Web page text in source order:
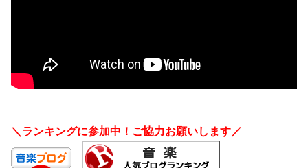
＼ランキングに参加中！ご協力お願いします／